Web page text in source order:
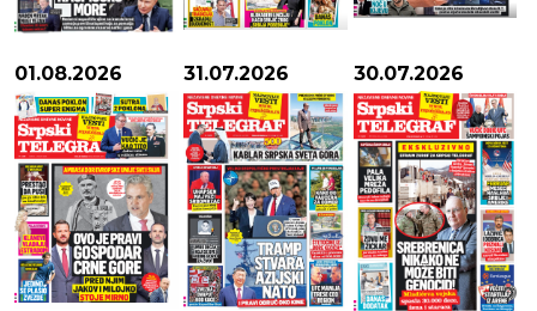
01.08.2026 31.07.2026 30.07.2026